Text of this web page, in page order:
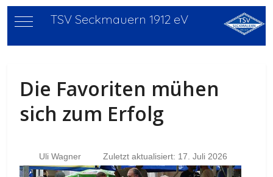
Mobile Menu Toggle
TSV Seckmauern 1912 eV
Die Favoriten mühen
sich zum Erfolg
Uli Wagner Zuletzt aktualisiert: 17. Juli 2026